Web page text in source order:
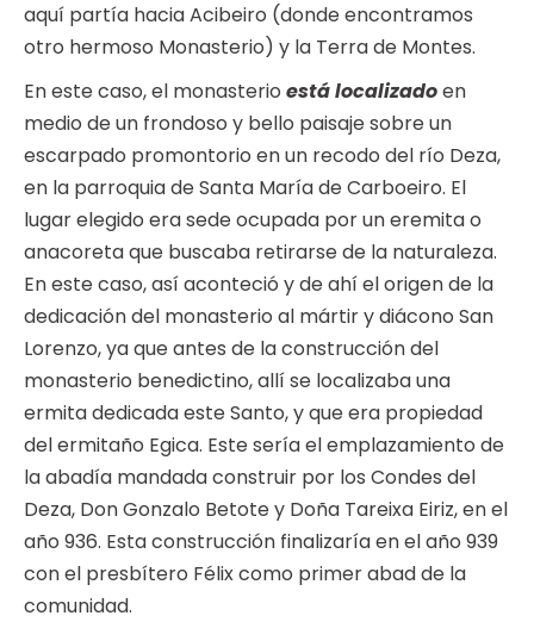
aquí partía hacia Acibeiro (donde encontramos
otro hermoso Monasterio) y la Terra de Montes.
En este caso, el monasterio está localizadoen
medio de un frondoso y bello paisaje sobre un
escarpado promontorio en un recodo del río Deza,
en la parroquia de Santa María de Carboeiro. El
lugar elegido era sede ocupada por un eremita o
anacoreta que buscaba retirarse de la naturaleza.
En este caso, así aconteció y de ahí el origen de la
dedicación del monasterio al mártir y diácono San
Lorenzo, ya que antes de la construcción del
monasterio benedictino, allí se localizaba una
ermita dedicada este Santo, y que era propiedad
del ermitaño Egica. Este sería el emplazamiento de
la abadía mandada construir por los Condes del
Deza, Don Gonzalo Betote y Doña Tareixa Eiriz, en el
año 936. Esta construcción finalizaría en el año 939
con el presbítero Félix como primer abad de la
comunidad.